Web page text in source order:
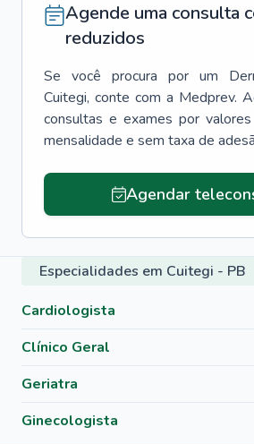
Agende uma consulta
reduzidos
Se você procura por um
Cuitegi, conte com a Medprev.
consultas e exames por
mensalidade e sem taxa de
Agendar
Especialidades em Cuitegi - PB
Cardiologista
Clínico Geral
Geriatra
Ginecologista